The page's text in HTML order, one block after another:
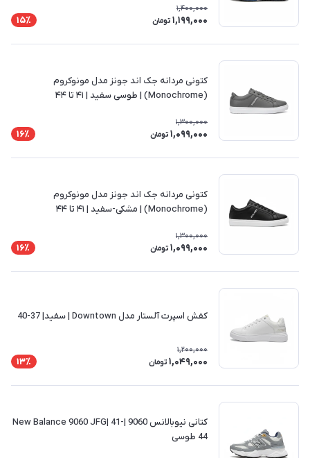
1,400,000
1,199,000 تومان 15٪
کتونی مردانه جک اند جونز مدل مونوکروم
(Monochrome) | طوسی سفید | ۴۱ تا ۴۴
1,300,000
1,099,000 تومان 16٪
کتونی مردانه جک اند جونز مدل مونوکروم
(Monochrome) | مشکی-سفید | ۴۱ تا ۴۴
1,300,000
1,099,000 تومان 16٪
کفش اسپرت آلستار مدل Downtown | سفید| 37-40
1,200,000
1,049,000 تومان 13٪
کتانی نیوبالانس 9060 |New Balance 9060 JFG| 41-
44 طوسی